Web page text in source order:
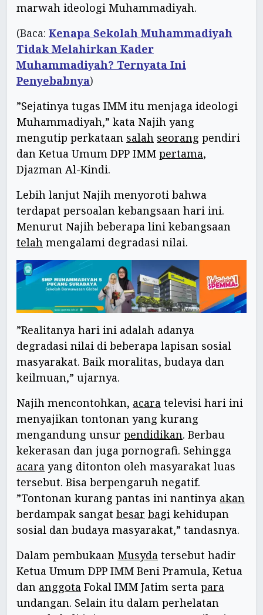
marwah ideologi Muhammadiyah.
(Baca: Kenapa Sekolah Muhammadiyah
Tidak Melahirkan Kader
Muhammadiyah? Ternyata Ini
Penyebabnya)
”Sejatinya tugas IMM itu menjaga ideologi
Muhammadiyah,” kata Najih yang
mengutip perkataan salah seorang pendiri
dan Ketua Umum DPP IMM pertama,
Djazman Al-Kindi.
Lebih lanjut Najih menyoroti bahwa
terdapat persoalan kebangsaan hari ini.
Menurut Najih beberapa lini kebangsaan
telah mengalami degradasi nilai.
”Realitanya hari ini adalah adanya
degradasi nilai di beberapa lapisan sosial
masyarakat. Baik moralitas, budaya dan
keilmuan,” ujarnya.
Najih mencontohkan, acara televisi hari ini
menyajikan tontonan yang kurang
mengandung unsur pendidikan. Berbau
kekerasan dan juga pornografi. Sehingga
acara yang ditonton oleh masyarakat luas
tersebut. Bisa berpengaruh negatif.
”Tontonan kurang pantas ini nantinya akan
berdampak sangat besar bagi kehidupan
sosial dan budaya masyarakat,” tandasnya.
Dalam pembukaan Musyda tersebut hadir
Ketua Umum DPP IMM Beni Pramula, Ketua
dan anggota Fokal IMM Jatim serta para
undangan. Selain itu dalam perhelatan